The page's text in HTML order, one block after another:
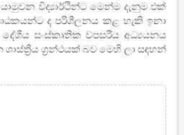
විද්‍යාර්ථින්ට මෙන්ම දැනුම එක්
ද පරිශීලනය කළ හැකි ඉනා
සංස්කෘතික වපසරීය අධ්‍යයනය
ග්‍රන්ථයක් බව මෙහි ලා සඳහන්